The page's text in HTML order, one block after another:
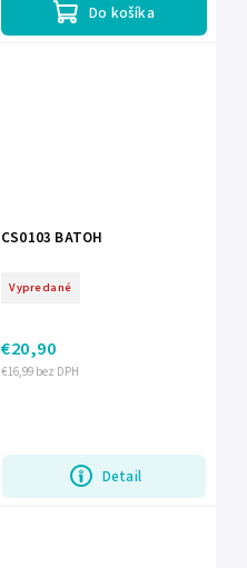
Do košíka
CS0103 BATOH
Vypredané
€16,99 bez DPH
€20,90
Detail